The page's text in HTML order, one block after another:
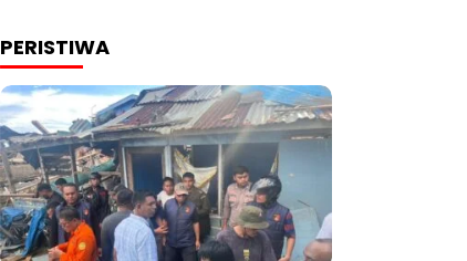
PERISTIWA